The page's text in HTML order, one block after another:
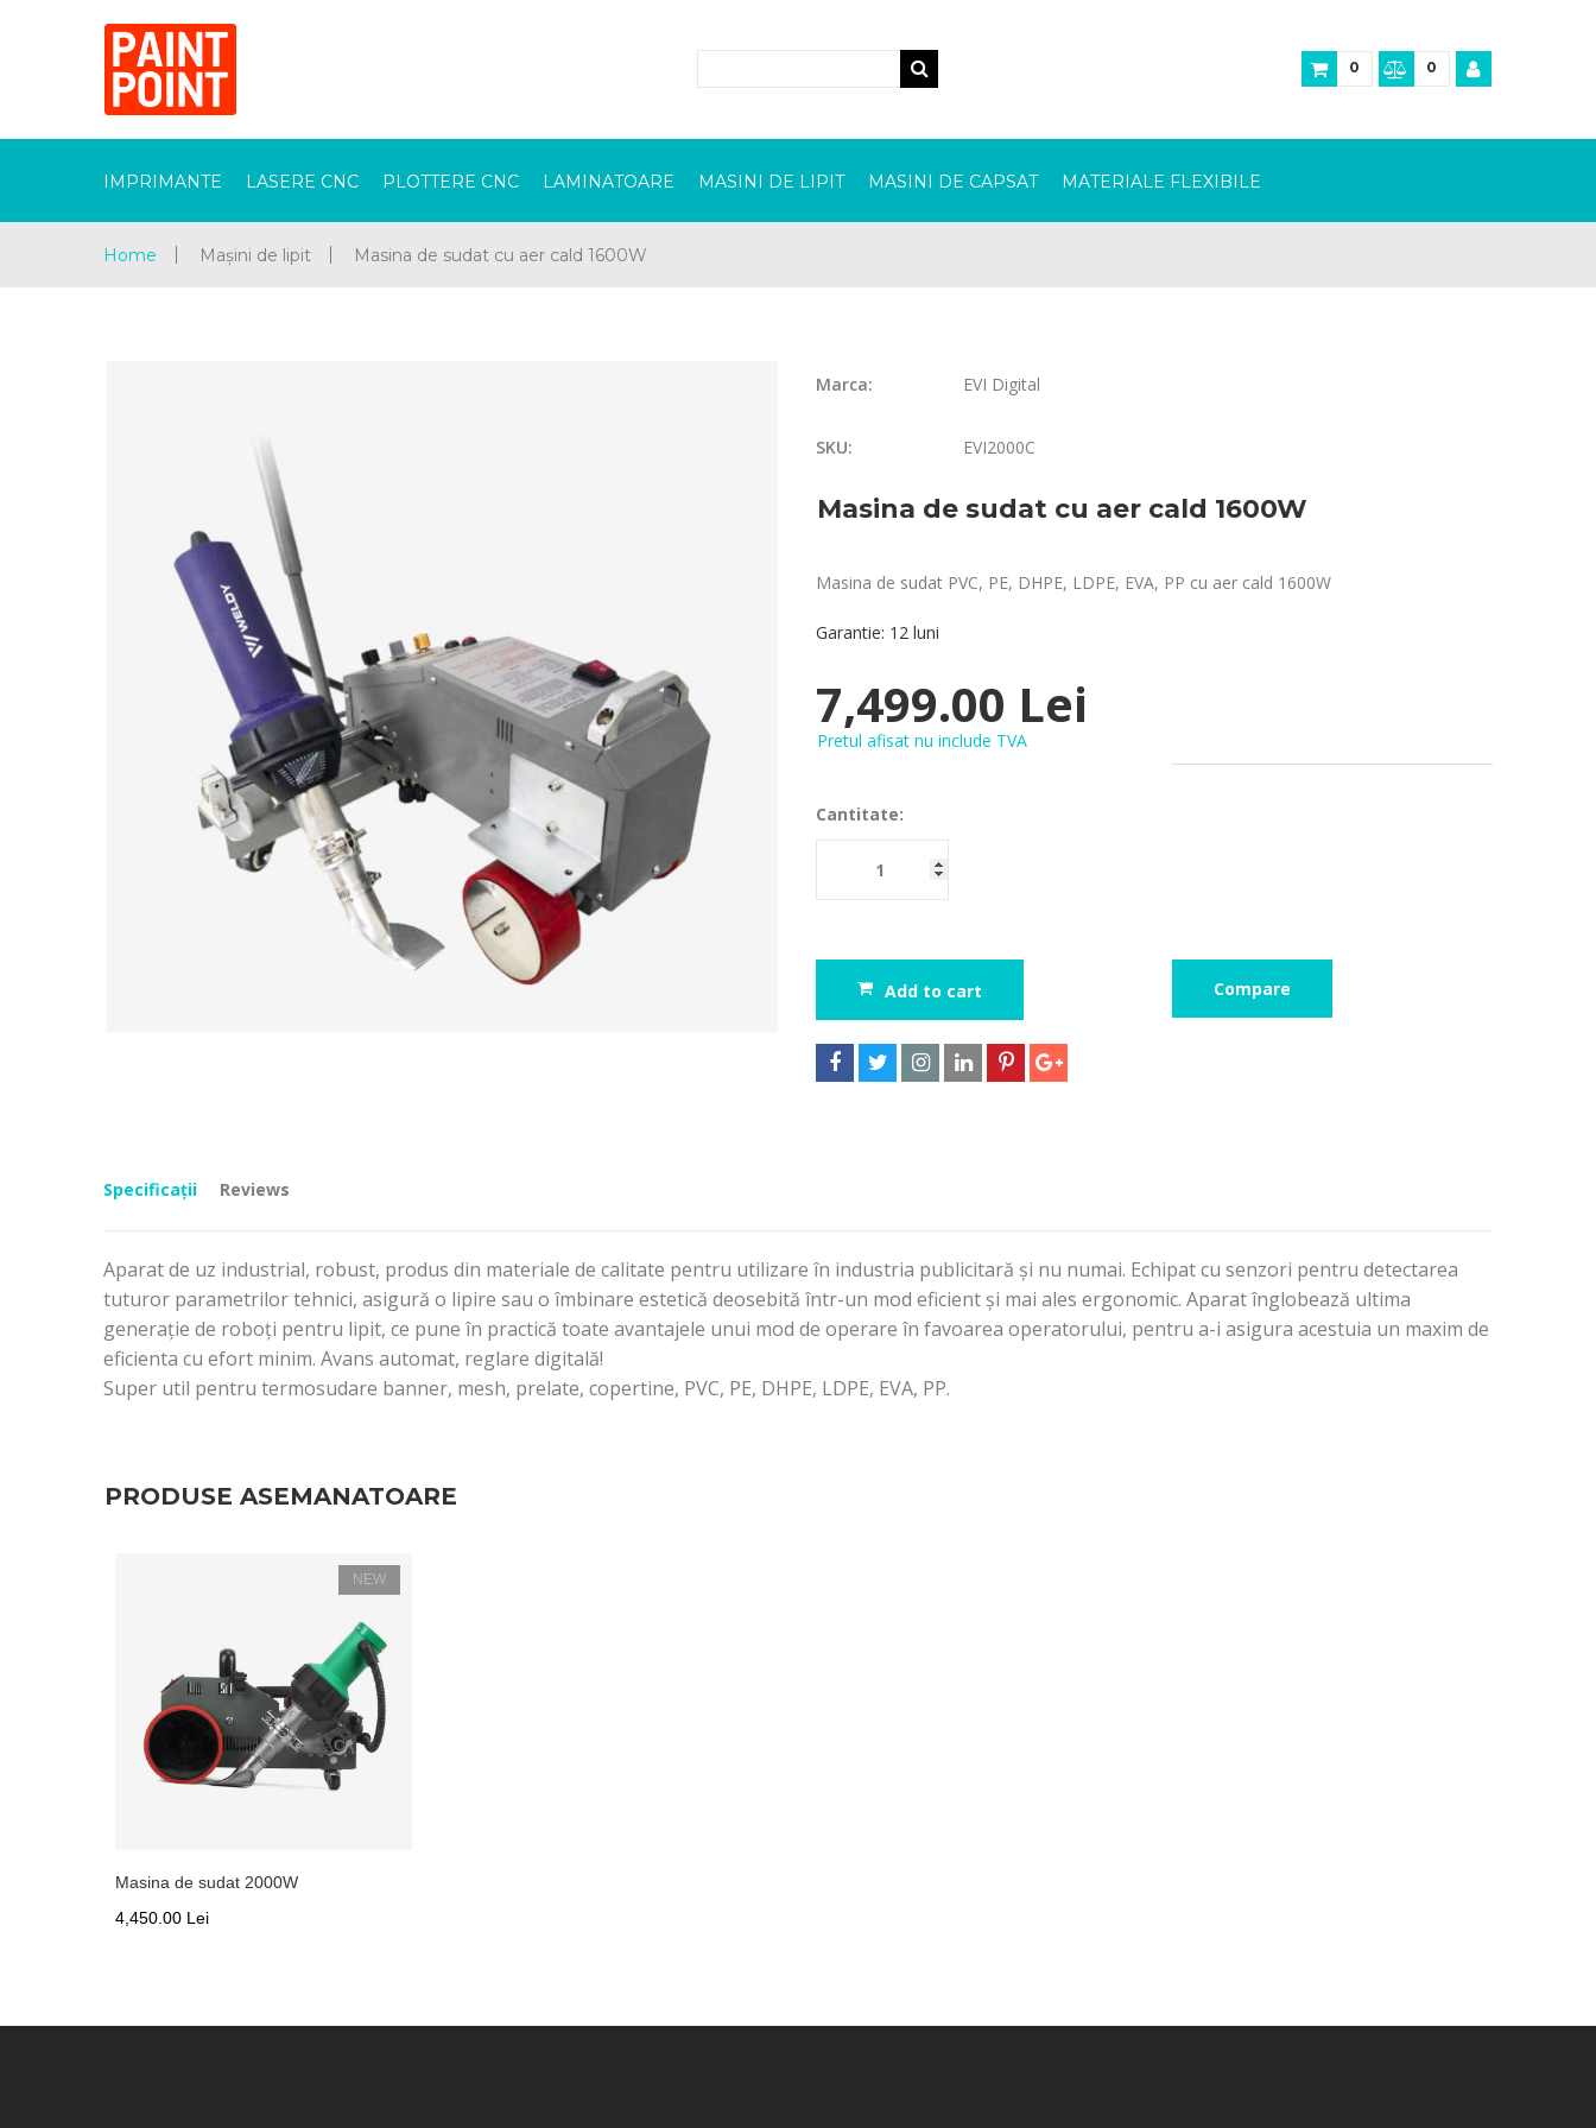
0 0
IMPRIMANTE LASERE CNC PLOTTERE CNC LAMINATOARE MASINI DE LIPIT MASINI DE CAPSAT MATERIALE FLEXIBILE
Home Mașini de lipit Masina de sudat cu aer cald 1600W
Marca: EVI Digital
SKU: EVI2000C
Masina de sudat cu aer cald 1600W
Masina de sudat PVC, PE, DHPE, LDPE, EVA, PP cu aer cald 1600W
Garantie: 12 luni
7,499.00 Lei
Pretul afisat nu include TVA
Cantitate:
Add to cart Compare
     
Specificații Reviews
Aparat de uz industrial, robust, produs din materiale de calitate pentru utilizare în industria publicitară și nu numai. Echipat cu senzori pentru detectarea
tuturor parametrilor tehnici, asigură o lipire sau o îmbinare estetică deosebită într-un mod eficient și mai ales ergonomic. Aparat înglobează ultima
generație de roboți pentru lipit, ce pune în practică toate avantajele unui mod de operare în favoarea operatorului, pentru a-i asigura acestuia un maxim de
eficienta cu efort minim. Avans automat, reglare digitală!
Super util pentru termosudare banner, mesh, prelate, copertine, PVC, PE, DHPE, LDPE, EVA, PP.
PRODUSE ASEMANATOARE
NEW
Masina de sudat 2000W
4,450.00 Lei